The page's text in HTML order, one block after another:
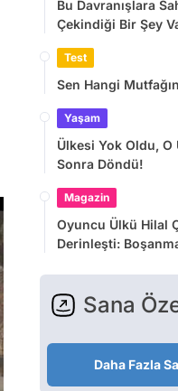
Bu Davranışlara
Çekindiği Bir Şey
Test
Sen Hangi
Yaşam
Ülkesi Yok Oldu, O
Sonra Döndü!
Magazin
Oyuncu Ülkü Hilal
Derinleşti:
Sana
Daha Fazla